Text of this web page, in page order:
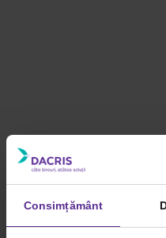
Consimțământ